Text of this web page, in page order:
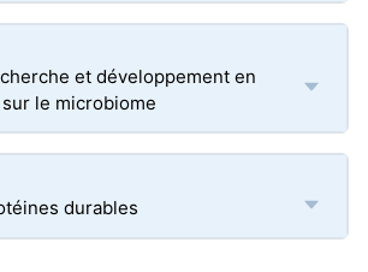
et développement en
le microbiome
durables